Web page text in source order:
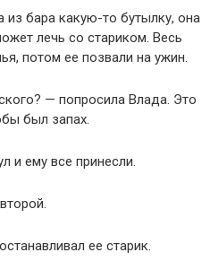
бара какую-то бутылку, она
лечь со стариком. Весь
потом ее позвали на ужин.
— попросила Влада. Это
был запах.
и ему все принесли.
ее старик.